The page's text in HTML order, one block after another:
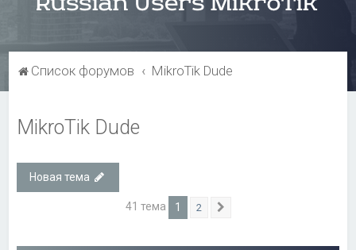
Список форумов MikroTik Dude
MikroTik Dude
Новая тема
41 тема 1 2